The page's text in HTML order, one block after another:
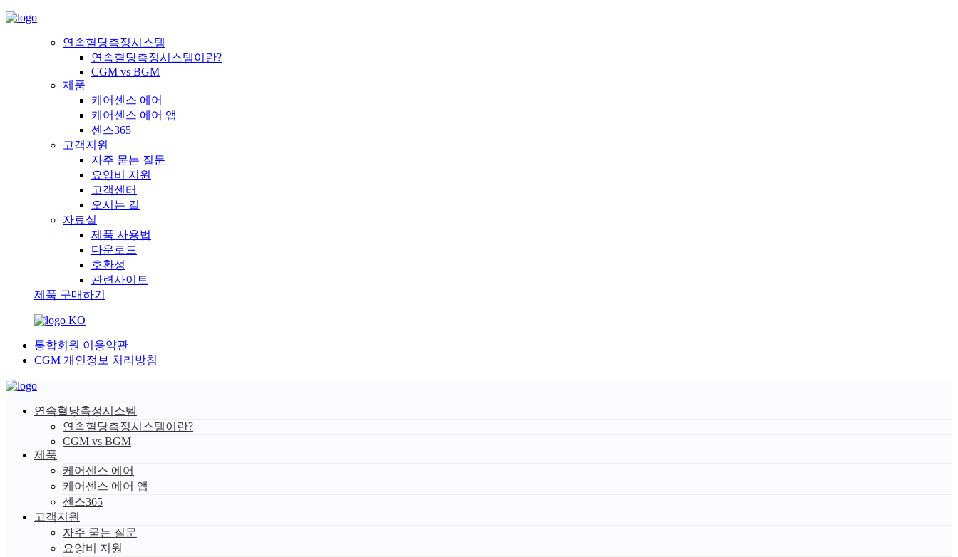
연속혈당측정시스템
연속혈당측정시스템이란?
CGM vs BGM
제품
케어센스 에어
케어센스 에어 앱
센스365
고객지원
자주 묻는 질문
요양비 지원
고객센터
오시는 길
자료실
제품 사용법
다운로드
호환성
관련사이트
제품 구매하기
KO
통합회원 이용약관
CGM 개인정보 처리방침
연속혈당측정시스템
연속혈당측정시스템이란?
CGM vs BGM
제품
케어센스 에어
케어센스 에어 앱
센스365
고객지원
자주 묻는 질문
요양비 지원